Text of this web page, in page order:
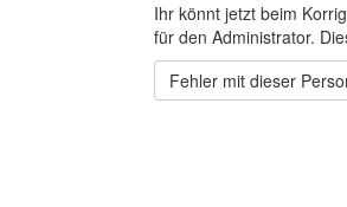
Ihr könnt jetzt beim
für den Administrator.
Fehler mit dieser